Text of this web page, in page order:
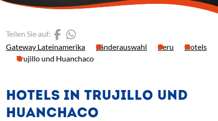
Gateway Lateinamerika Länderauswahl Peru
Hotels
Trujillo und Huanchaco
Teilen Sie auf: (Link öffnet einen neuen
HOTELS IN TRUJILLO UND
HUANCHACO